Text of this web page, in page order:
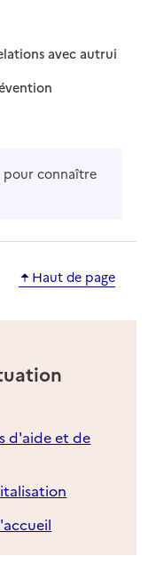
avec autrui
:
: non
: disponible
: non disponible
pour connaître
Haut de page
d'aide et de